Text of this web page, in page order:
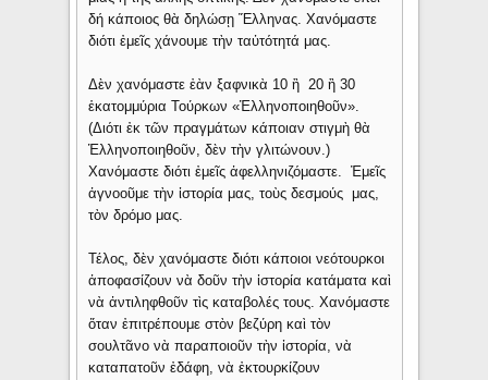
δή κάποιος θὰ δηλώσῃ Ἕλληνας. Χανόμαστε
διότι ἐμεῖς χάνουμε τὴν ταὐτότητά μας.
Δὲν χανόμαστε ἐὰν ξαφνικὰ 10 ἢ 20 ἢ 30
ἑκατομμύρια Τούρκων «Ἑλληνοποιηθοῦν».
(Διότι ἐκ τῶν πραγμάτων κάποιαν στιγμὴ θὰ
Ἑλληνοποιηθοῦν, δὲν τὴν γλιτώνουν.)
Χανόμαστε διότι ἐμεῖς ἀφελληνιζόμαστε. Ἐμεῖς
ἀγνοοῦμε τὴν ἱστορία μας, τοὺς δεσμούς μας,
τὸν δρόμο μας.
Τέλος, δὲν χανόμαστε διότι κάποιοι νεότουρκοι
ἀποφασίζουν νὰ δοῦν τὴν ἱστορία κατάματα καὶ
νὰ ἀντιληφθοῦν τὶς καταβολές τους. Χανόμαστε
ὅταν ἐπιτρέπουμε στὸν βεζύρη καὶ τὸν
σουλτᾶνο νὰ παραποιοῦν τὴν ἱστορία, νὰ
καταπατοῦν ἐδάφη, νὰ ἐκτουρκίζουν